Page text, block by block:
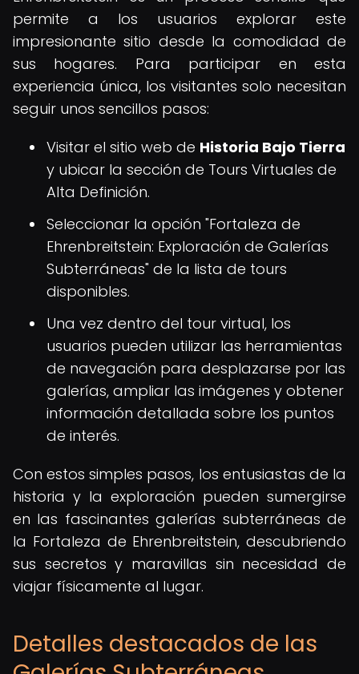
permite a los usuarios explorar este
impresionante sitio desde la comodidad de
sus hogares. Para participar en esta
experiencia única, los visitantes solo necesitan
seguir unos sencillos pasos:
Visitar el sitio web de Historia Bajo Tierra
y ubicar la sección de Tours Virtuales de
Alta Definición.
Seleccionar la opción "Fortaleza de
Ehrenbreitstein: Exploración de Galerías
Subterráneas" de la lista de tours
disponibles.
Una vez dentro del tour virtual, los
usuarios pueden utilizar las herramientas
de navegación para desplazarse por las
galerías, ampliar las imágenes y obtener
información detallada sobre los puntos
de interés.
Con estos simples pasos, los entusiastas de la
historia y la exploración pueden sumergirse
en las fascinantes galerías subterráneas de
la Fortaleza de Ehrenbreitstein, descubriendo
sus secretos y maravillas sin necesidad de
viajar físicamente al lugar.
Detalles destacados de las